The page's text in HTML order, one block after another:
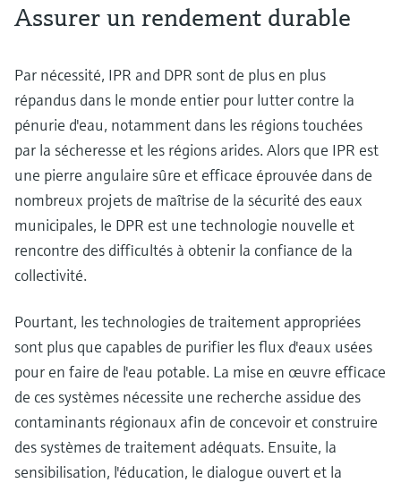
Assurer un rendement durable
Par nécessité, IPR and DPR sont de plus en plus
répandus dans le monde entier pour lutter contre la
pénurie d'eau, notamment dans les régions touchées
par la sécheresse et les régions arides. Alors que IPR est
une pierre angulaire sûre et efficace éprouvée dans de
nombreux projets de maîtrise de la sécurité des eaux
municipales, le DPR est une technologie nouvelle et
rencontre des difficultés à obtenir la confiance de la
collectivité.
Pourtant, les technologies de traitement appropriées
sont plus que capables de purifier les flux d'eaux usées
pour en faire de l'eau potable. La mise en œuvre efficace
de ces systèmes nécessite une recherche assidue des
contaminants régionaux afin de concevoir et construire
des systèmes de traitement adéquats. Ensuite, la
sensibilisation, l'éducation, le dialogue ouvert et la